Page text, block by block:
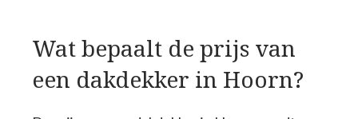
Wat bepaalt de prijs van
een dakdekker in Hoorn?